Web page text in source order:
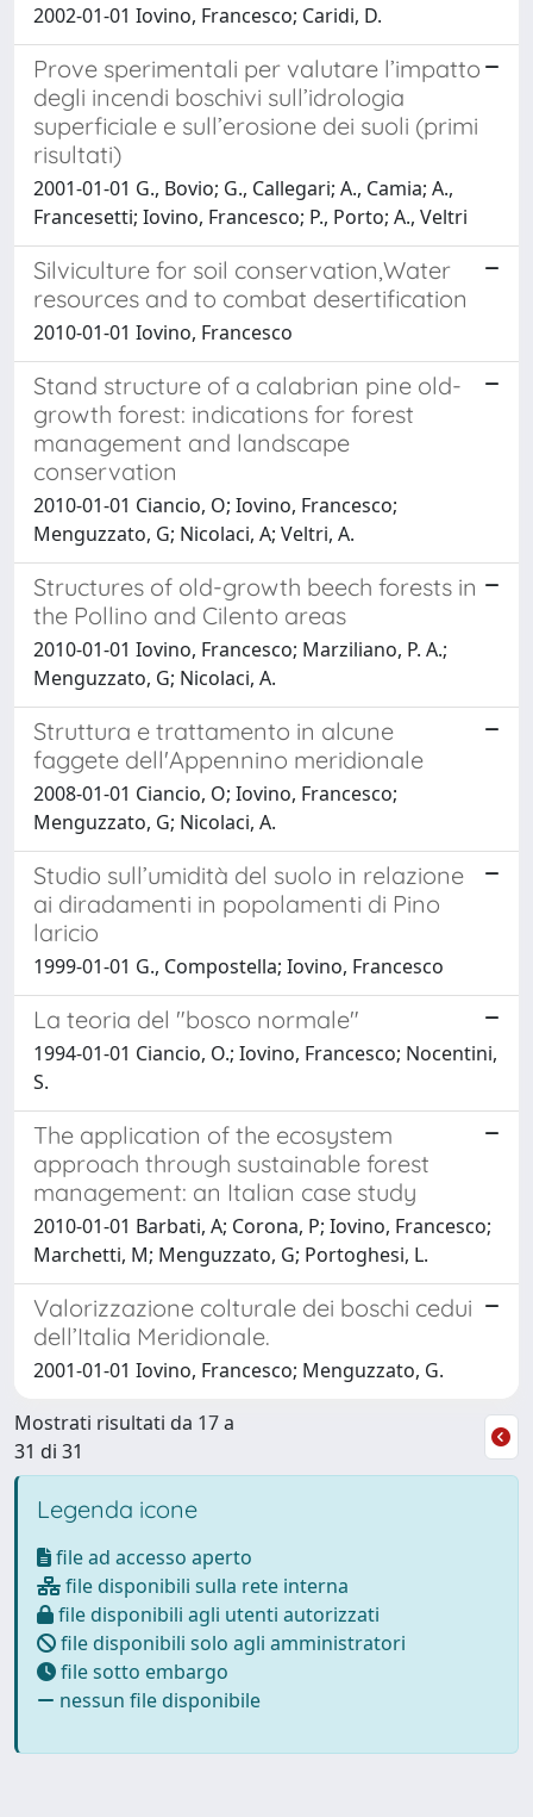
2002-01-01 Iovino, Francesco; Caridi, D.
Prove sperimentali per valutare l’impatto
degli incendi boschivi sull’idrologia
superficiale e sull’erosione dei suoli (primi
risultati)
2001-01-01 G., Bovio; G., Callegari; A., Camia; A.,
Francesetti; Iovino, Francesco; P., Porto; A., Veltri
Silviculture for soil conservation,Water
resources and to combat desertification
2010-01-01 Iovino, Francesco
Stand structure of a calabrian pine old-
growth forest: indications for forest
management and landscape
conservation
2010-01-01 Ciancio, O; Iovino, Francesco;
Menguzzato, G; Nicolaci, A; Veltri, A.
Structures of old-growth beech forests in
the Pollino and Cilento areas
2010-01-01 Iovino, Francesco; Marziliano, P. A.;
Menguzzato, G; Nicolaci, A.
Struttura e trattamento in alcune
faggete dell'Appennino meridionale
2008-01-01 Ciancio, O; Iovino, Francesco;
Menguzzato, G; Nicolaci, A.
Studio sull’umidità del suolo in relazione
ai diradamenti in popolamenti di Pino
laricio
1999-01-01 G., Compostella; Iovino, Francesco
La teoria del "bosco normale"
1994-01-01 Ciancio, O.; Iovino, Francesco; Nocentini,
S.
The application of the ecosystem
approach through sustainable forest
management: an Italian case study
2010-01-01 Barbati, A; Corona, P; Iovino, Francesco;
Marchetti, M; Menguzzato, G; Portoghesi, L.
Valorizzazione colturale dei boschi cedui
dell’Italia Meridionale.
2001-01-01 Iovino, Francesco; Menguzzato, G.
Mostrati risultati da 17 a
31 di 31
Legenda icone
file ad accesso aperto
file disponibili sulla rete interna
file disponibili agli utenti autorizzati
file disponibili solo agli amministratori
file sotto embargo
nessun file disponibile